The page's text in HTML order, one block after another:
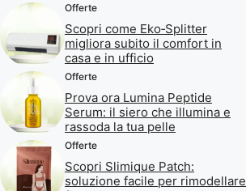
Offerte
Scopri come Eko‑Splitter
migliora subito il comfort in
casa e in ufficio
Offerte
Prova ora Lumina Peptide
Serum: il siero che illumina e
rassoda la tua pelle
Offerte
Scopri Slimique Patch:
soluzione facile per rimodellare